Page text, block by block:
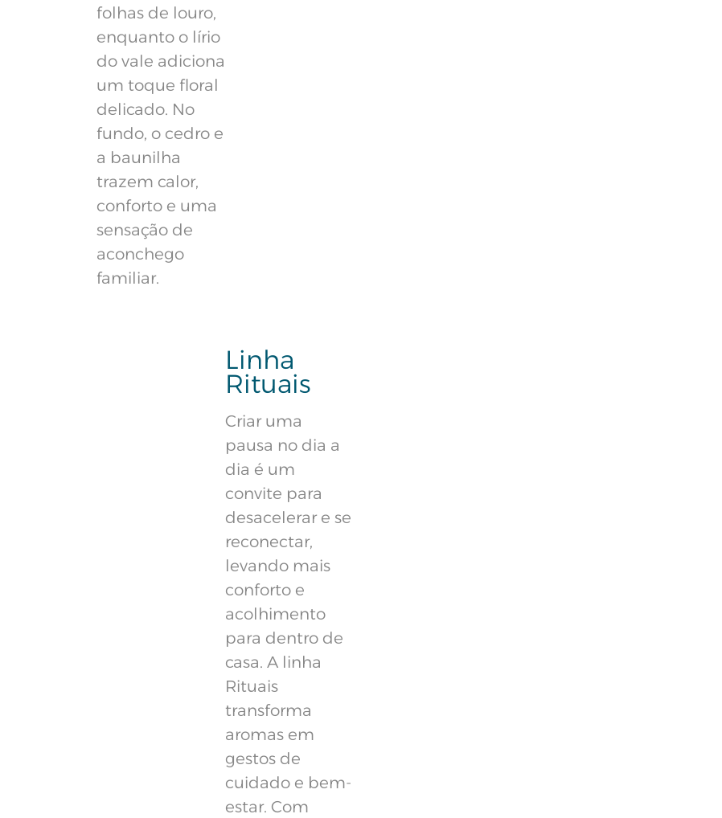
folhas de louro,
enquanto o lírio
do vale adiciona
um toque floral
delicado. No
fundo, o cedro e
a baunilha
trazem calor,
conforto e uma
sensação de
aconchego
familiar.
Linha
Rituais
Criar uma
pausa no dia a
dia é um
convite para
desacelerar e se
reconectar,
levando mais
conforto e
acolhimento
para dentro de
casa. A linha
Rituais
transforma
aromas em
gestos de
cuidado e bem-
estar. Com